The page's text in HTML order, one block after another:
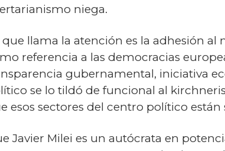
niega.
que llama la atención es la adhesión
referencia a las democracias
gubernamental, iniciativa
se lo tildó de funcional al
esos sectores del centro político
Javier Milei es un autócrata en